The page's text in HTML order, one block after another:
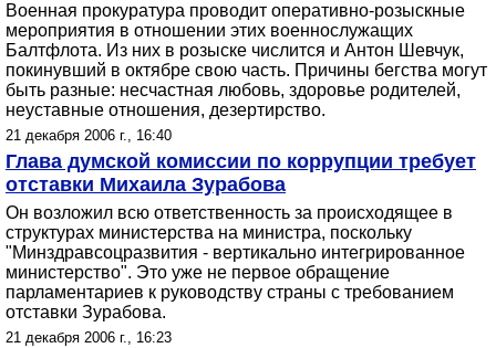
Военная прокуратура проводит оперативно-розыскные
мероприятия в отношении этих военнослужащих
Балтфлота. Из них в розыске числится и Антон Шевчук,
покинувший в октябре свою часть. Причины бегства могут
быть разные: несчастная любовь, здоровье родителей,
неуставные отношения, дезертирство.
21 декабря 2006 г., 16:40
Глава думской комиссии по коррупции требует
отставки Михаила Зурабова
Он возложил всю ответственность за происходящее в
структурах министерства на министра, поскольку
"Минздравсоцразвития - вертикально интегрированное
министерство". Это уже не первое обращение
парламентариев к руководству страны с требованием
отставки Зурабова.
21 декабря 2006 г., 16:23